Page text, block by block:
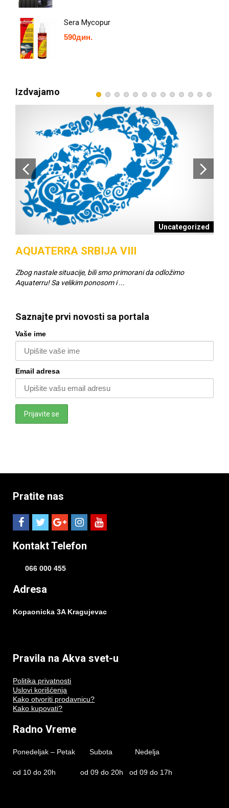
Sera Mycopur
590дин.
Izdvajamo
Uncategorized
AQUATERRA SRBIJA VIII
Zbog nastale situacije, bili smo primorani da odložimo
Aquaterru! Sa velikim ponosom i ...
Saznajte prvi novosti sa portala
Vaše ime
Email adresa
Pratite nas
Kontakt Telefon
066 000 455
Adresa
Kopaonicka 3A Kragujevac
Pravila na Akva svet-u
Politika privatnosti
Uslovi korišćenja
Kako otvoriti prodavnicu?
Kako kupovati?
Radno Vreme
Ponedeljak – Petak Subota Nedelja
od 10 do 20h od 09 do 20h od 09 do 17h